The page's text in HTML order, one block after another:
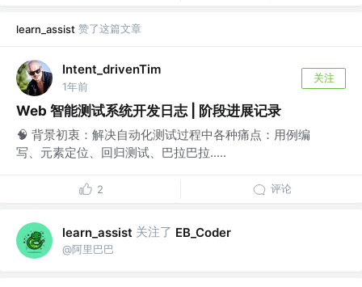
learn_assist 赞了这篇文章
Intent_drivenTim
1年前
关注
Web 智能测试系统开发日志 | 阶段进展记录
🧠 背景初衷：解决自动化测试过程中各种痛点：用例编
写、元素定位、回归测试、巴拉巴拉.....
2 评论
learn_assist 关注了 EB_Coder
@阿里巴巴